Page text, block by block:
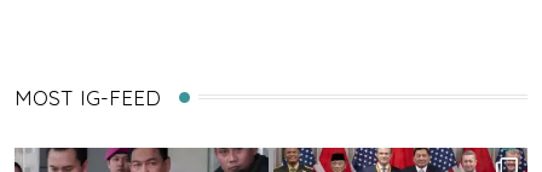
MOST IG-FEED